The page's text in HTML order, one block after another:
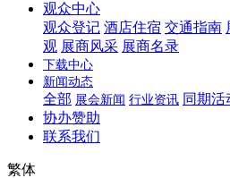
观众中心
观众登记 酒店住宿 交通指南
观 展商风采 展商名录
下载中心
新闻动态
全部 展会新闻 行业资讯 同期活
协办赞助
联系我们
繁体